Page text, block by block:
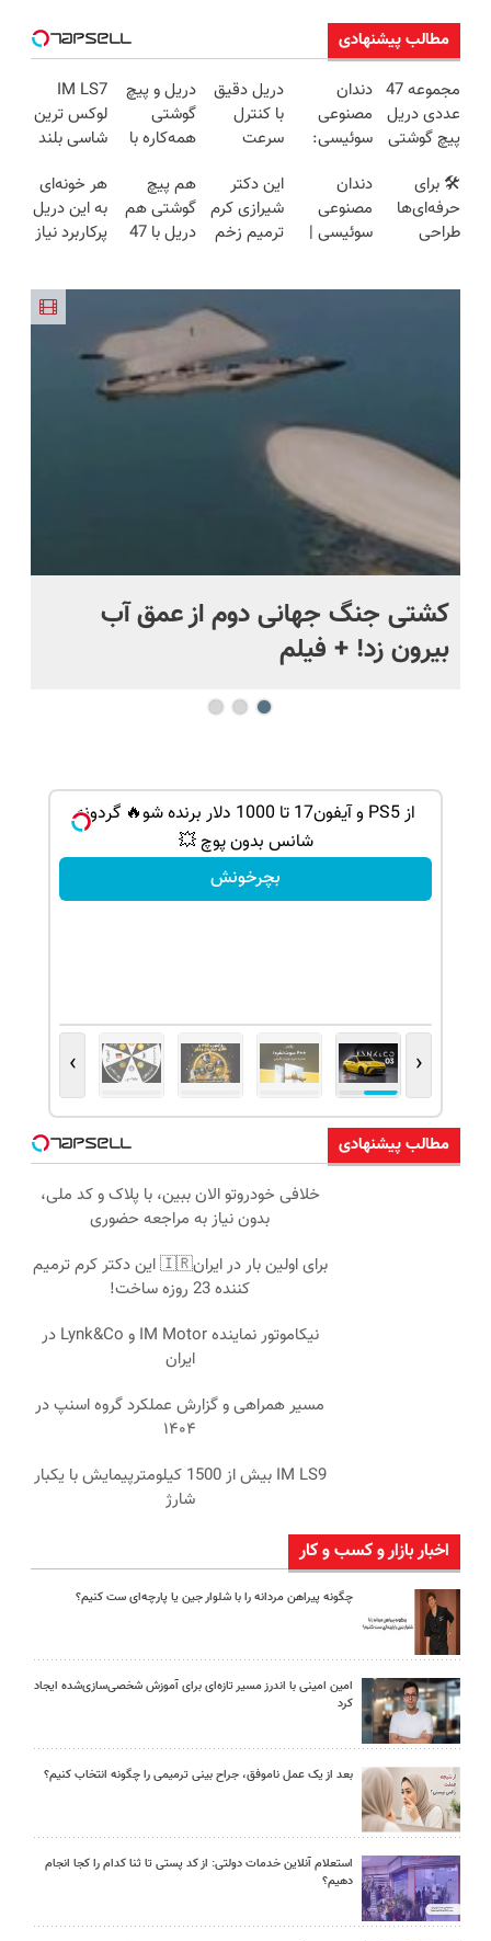
مطالب پیشنهادی
مجموعه 47
عددی دریل
پیچ گوشتی
(تخفیف به
مدت
محدود)
دندان
مصنوعی
سوئیسی:
فناوری
اروپا، سبک
و مقاوم |
قسطی
دریل دقیق
با کنترل
سرعت
(مجموعه
47عددی +
تخفیف
دریل و پیچ
گوشتی
همه‌کاره با
هوشمند ⚙️
(نصف
قیمت بازار
IM LS7
لوکس ترین
شاسی بلند
🛠️ برای
حرفه‌ای‌ها
طراحی
دندان
مصنوعی
سوئیسی |
رایگان+پرداخت
اقساطی😍
این دکتر
شیرازی کرم
ترمیم زخم
هم پیچ
گوشتی هم
دریل با 47
تخفیف داره
بخرش!🔥
هر خونه‌ای
به این دریل
پرکاربرد نیاز
کشتی‌ جنگ جهانی دوم از عمق آب
بیرون زد! + فیلم
از PS5 و آیفون17 تا 1000 دلار برنده شو🔥 گردونه
شانس بدون پوچ 💥
بچرخونش
‹
›
مطالب پیشنهادی
خلافی خودروتو الان ببین، با پلاک و کد ملی،
بدون نیاز به مراجعه حضوری
برای اولین بار در ایران🇮🇷 این دکتر کرم ترمیم
کننده 23 روزه ساخت!
نیکاموتور نماینده IM Motor و Lynk&Co در
ایران
مسیر همراهی و گزارش عملکرد گروه اسنپ در
۱۴۰۴
IM LS9 بیش از 1500 کیلومترپیمایش با یکبار
شارژ
اخبار بازار و کسب و کار
چگونه پیراهن مردانه را با شلوار جین یا پارچه‌ای ست کنیم؟
امین امینی با اندرز مسیر تازه‌ای برای آموزش شخصی‌سازی‌شده ایجاد
کرد
بعد از یک عمل ناموفق، جراح بینی ترمیمی را چگونه انتخاب کنیم؟
استعلام آنلاین خدمات دولتی: از کد پستی تا ثنا کدام را کجا انجام
دهیم؟